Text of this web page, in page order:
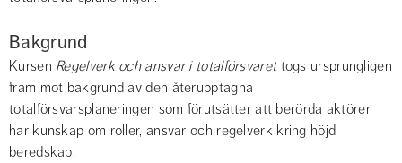
Bakgrund
Kursen Regelverk och ansvar i totalförsvaret togs ursprungligen
fram mot bakgrund av den återupptagna
totalförsvarsplaneringen som förutsätter att berörda aktörer
har kunskap om roller, ansvar och regelverk kring höjd
beredskap.